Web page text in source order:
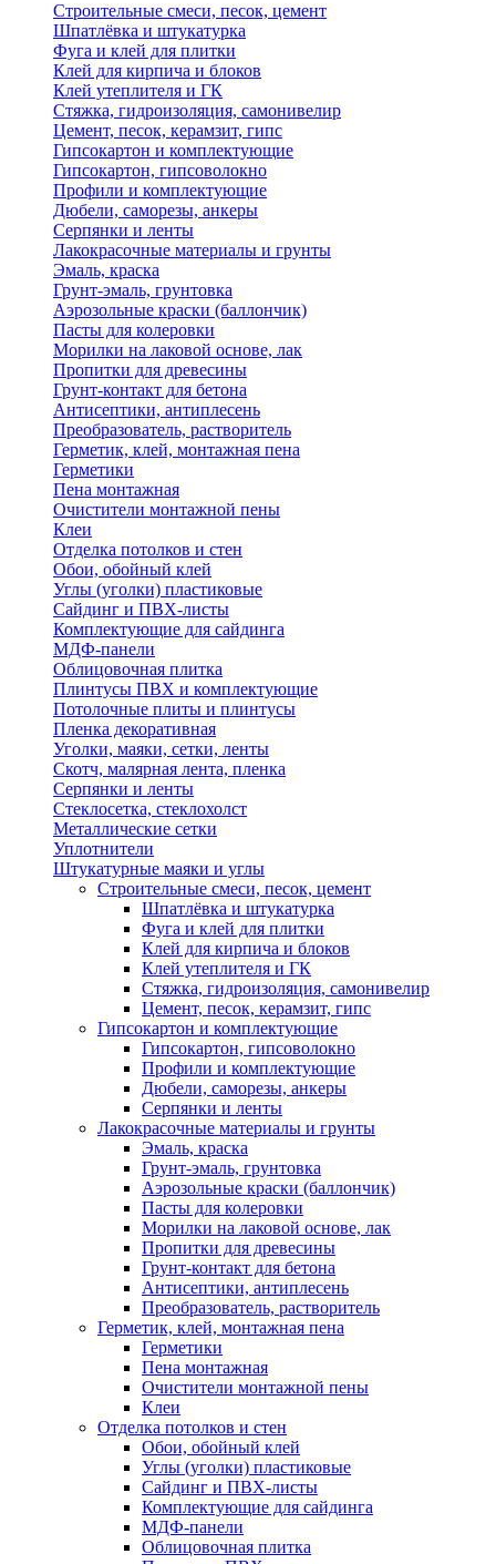
Строительные смеси, песок, цемент
Шпатлёвка и штукатурка
Фуга и клей для плитки
Клей для кирпича и блоков
Клей утеплителя и ГК
Стяжка, гидроизоляция, самонивелир
Цемент, песок, керамзит, гипс
Гипсокартон и комплектующие
Гипсокартон, гипсоволокно
Профили и комплектующие
Дюбели, саморезы, анкеры
Серпянки и ленты
Лакокрасочные материалы и грунты
Эмаль, краска
Грунт-эмаль, грунтовка
Аэрозольные краски (баллончик)
Пасты для колеровки
Морилки на лаковой основе, лак
Пропитки для древесины
Грунт-контакт для бетона
Антисептики, антиплесень
Преобразователь, растворитель
Герметик, клей, монтажная пена
Герметики
Пена монтажная
Очистители монтажной пены
Клеи
Отделка потолков и стен
Обои, обойный клей
Углы (уголки) пластиковые
Сайдинг и ПВХ-листы
Комплектующие для сайдинга
МДФ-панели
Облицовочная плитка
Плинтусы ПВХ и комплектующие
Потолочные плиты и плинтусы
Пленка декоративная
Уголки, маяки, сетки, ленты
Скотч, малярная лента, пленка
Серпянки и ленты
Стеклосетка, стеклохолст
Металлические сетки
Уплотнители
Штукатурные маяки и углы
Строительные смеси, песок, цемент
Шпатлёвка и штукатурка
Фуга и клей для плитки
Клей для кирпича и блоков
Клей утеплителя и ГК
Стяжка, гидроизоляция, самонивелир
Цемент, песок, керамзит, гипс
Гипсокартон и комплектующие
Гипсокартон, гипсоволокно
Профили и комплектующие
Дюбели, саморезы, анкеры
Серпянки и ленты
Лакокрасочные материалы и грунты
Эмаль, краска
Грунт-эмаль, грунтовка
Аэрозольные краски (баллончик)
Пасты для колеровки
Морилки на лаковой основе, лак
Пропитки для древесины
Грунт-контакт для бетона
Антисептики, антиплесень
Преобразователь, растворитель
Герметик, клей, монтажная пена
Герметики
Пена монтажная
Очистители монтажной пены
Клеи
Отделка потолков и стен
Обои, обойный клей
Углы (уголки) пластиковые
Сайдинг и ПВХ-листы
Комплектующие для сайдинга
МДФ-панели
Облицовочная плитка